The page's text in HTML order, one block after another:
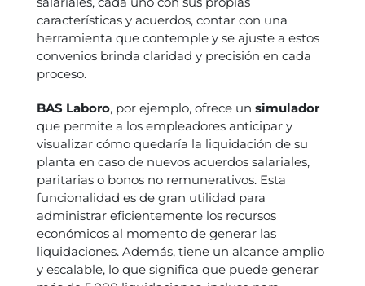
características y acuerdos, contar con una
herramienta que contemple y se ajuste a estos
convenios brinda claridad y precisión en cada
proceso.
BAS Laboro, por ejemplo, ofrece un simulador
que permite a los empleadores anticipar y
visualizar cómo quedaría la liquidación de su
planta en caso de nuevos acuerdos salariales,
paritarias o bonos no remunerativos. Esta
funcionalidad es de gran utilidad para
administrar eficientemente los recursos
económicos al momento de generar las
liquidaciones. Además, tiene un alcance amplio
y escalable, lo que significa que puede generar